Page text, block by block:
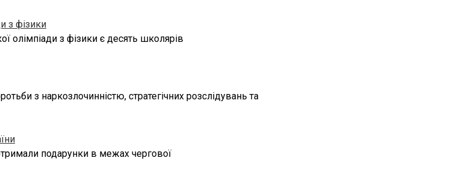
з фізики
олімпіади з фізики є десять школярів
з наркозлочинністю, стратегічних розслідувань та
подарунки в межах чергової